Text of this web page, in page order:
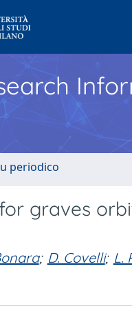
periodico
graves
; D. Covelli; L.